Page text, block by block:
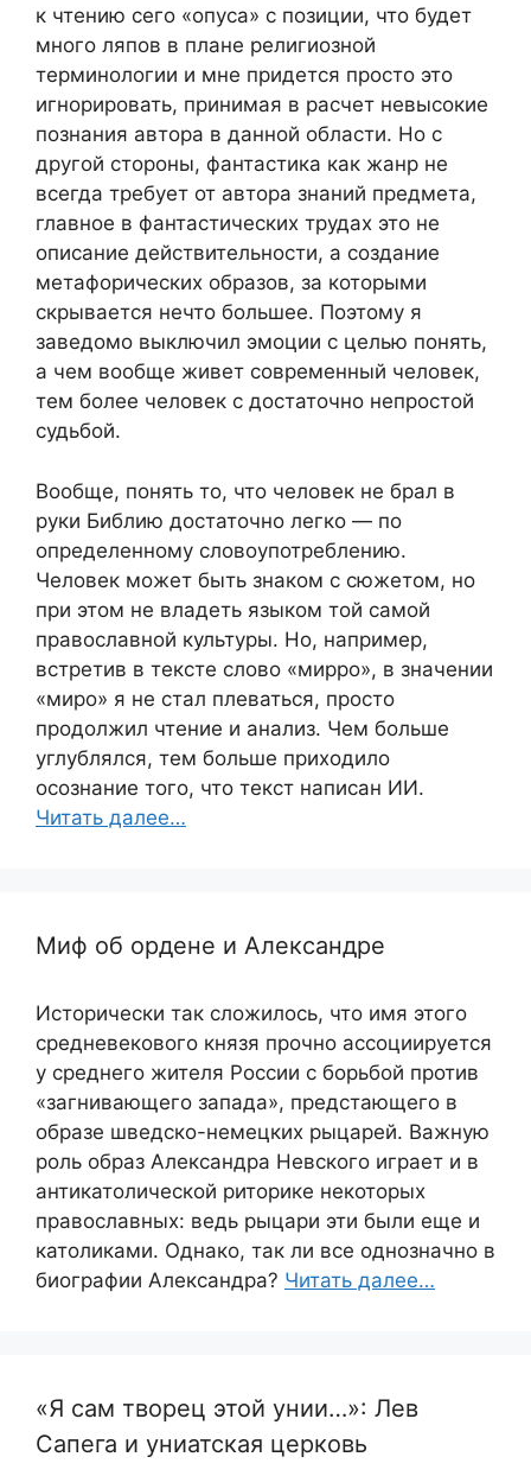
к чтению сего «опуса» с позиции, что будет
много ляпов в плане религиозной
терминологии и мне придется просто это
игнорировать, принимая в расчет невысокие
познания автора в данной области. Но с
другой стороны, фантастика как жанр не
всегда требует от автора знаний предмета,
главное в фантастических трудах это не
описание действительности, а создание
метафорических образов, за которыми
скрывается нечто большее. Поэтому я
заведомо выключил эмоции с целью понять,
а чем вообще живет современный человек,
тем более человек с достаточно непростой
судьбой.
Вообще, понять то, что человек не брал в
руки Библию достаточно легко — по
определенному словоупотреблению.
Человек может быть знаком с сюжетом, но
при этом не владеть языком той самой
православной культуры. Но, например,
встретив в тексте слово «мирро», в значении
«миро» я не стал плеваться, просто
продолжил чтение и анализ. Чем больше
углублялся, тем больше приходило
осознание того, что текст написан ИИ.
Читать далее…
Миф об ордене и Александре
Исторически так сложилось, что имя этого
средневекового князя прочно ассоциируется
у среднего жителя России с борьбой против
«загнивающего запада», предстающего в
образе шведско-немецких рыцарей. Важную
роль образ Александра Невского играет и в
антикатолической риторике некоторых
православных: ведь рыцари эти были еще и
католиками. Однако, так ли все однозначно в
биографии Александра? Читать далее…
«Я сам творец этой унии…»: Лев
Сапега и униатская церковь